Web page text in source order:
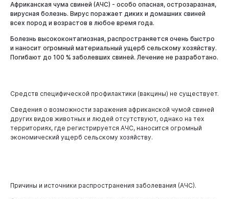
Африканская чума свиней (АЧС) - особо опасная, острозаразная,
вирусная болезнь. Вирус поражает диких и домашних свиней
всех пород и возрастов в любое время года.
Болезнь высококонтагиозная, распространяется очень быстро
и наносит огромный материальный ущерб сельскому хозяйству.
Погибают до 100 % заболевших свиней. Лечение не разработано.
Средств специфической профилактики (вакцины) не существует.
Сведения о возможности заражения африканской чумой свиней
других видов животных и людей отсутствуют, однако на тех
территориях, где регистрируется АЧС, наносится огромный
экономический ущерб сельскому хозяйству.
Причины и источники распространения заболевания (АЧС).